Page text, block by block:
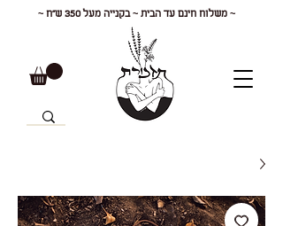
~ משלוח חינם עד הבית ~ בקנייה מעל 350 ש"ח ~